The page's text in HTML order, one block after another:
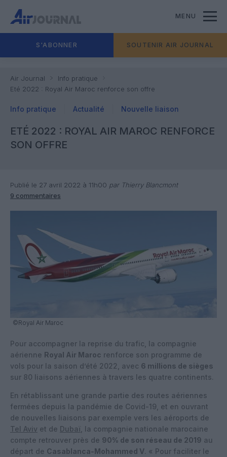
MENU
S'ABONNER SOUTENIR AIR JOURNAL
Air Journal
Info pratique
Eté 2022 : Royal Air Maroc renforce son offre
Info pratique Actualité Nouvelle liaison
ETÉ 2022 : ROYAL AIR MAROC RENFORCE
SON OFFRE
Publié le 27 avril 2022 à 11h00 par Thierry Blancmont
9 commentaires
©Royal Air Maroc
Pour accompagner la reprise du trafic, la compagnie
aérienne Royal Air Maroc renforce son programme de
vols pour la saison d’été 2022, avec 6 millions de sièges
sur 80 liaisons aériennes à travers les quatre continents.
En rétablissant une grande partie des routes aériennes
fermées depuis la pandémie de Covid-19, et en ouvrant
de nouvelles liaisons par exemple vers les aéroports de
Tel Aviv et de Dubaï , la compagnie nationale marocaine
compte retrouver près de 90% de son réseau de 2019 au
départ de Casablanca-Mohammed V. « Pour faciliter le